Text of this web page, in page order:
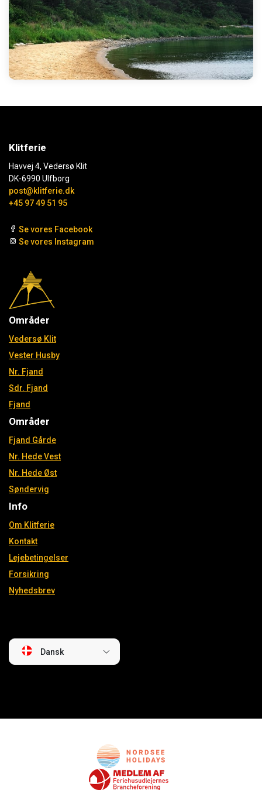
Klitferie
Havvej 4, Vedersø Klit
DK-6990 Ulfborg
post@klitferie.dk
+45 97 49 51 95
Se vores Facebook
Se vores Instagram
Områder
Vedersø Klit
Vester Husby
Nr. Fjand
Sdr. Fjand
Fjand
Områder
Fjand Gårde
Nr. Hede Vest
Nr. Hede Øst
Søndervig
Info
Om Klitferie
Kontakt
Lejebetingelser
Forsikring
Nyhedsbrev
Dansk